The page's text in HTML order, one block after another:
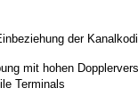
der
mit hohen
Terminals